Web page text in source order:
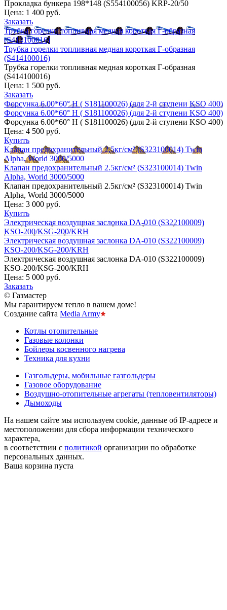
Прокладка бункера 198*148 (S554100056) KRP-20/50
Цена: 1 400 руб.
Заказать
Трубка горелки топливная медная короткая Г-образная
(S414100016)
Трубка горелки топливная медная короткая Г-образная
(S414100016)
Трубка горелки топливная медная короткая Г-образная
(S414100016)
Цена: 1 500 руб.
Заказать
Форсунка 6.00*60° H ( S181100026) (для 2-й ступени KSO 400)
Форсунка 6.00*60° H ( S181100026) (для 2-й ступени KSO 400)
Форсунка 6.00*60° H ( S181100026) (для 2-й ступени KSO 400)
Цена: 4 500 руб.
Купить
Клапан предохранительный 2.5кг/см² (S323100014) Twin
Alpha, World 3000/5000
Клапан предохранительный 2.5кг/см² (S323100014) Twin
Alpha, World 3000/5000
Клапан предохранительный 2.5кг/см² (S323100014) Twin
Alpha, World 3000/5000
Цена: 3 000 руб.
Купить
Электрическая воздушная заслонка DA-010 (S322100009)
KSO-200/KSG-200/KRH
Электрическая воздушная заслонка DA-010 (S322100009)
KSO-200/KSG-200/KRH
Электрическая воздушная заслонка DA-010 (S322100009)
KSO-200/KSG-200/KRH
Цена: 5 000 руб.
Заказать
© Газмастер
Мы гарантируем тепло в вашем доме!
Создание сайта Media Army
Котлы отопительные
Газовые колонки
Бойлеры косвенного нагрева
Техника для кухни
Газгольдеры, мобильные газгольдеры
Газовое оборудование
Воздушно-отопительные агрегаты (тепловентиляторы)
Дымоходы
На нашем сайте мы используем cookie, данные об IP-адресе и
местоположении для сбора информации технического
характера,
в соответствии с политикой организации по обработке
персональных данных.
Ваша корзина пуста